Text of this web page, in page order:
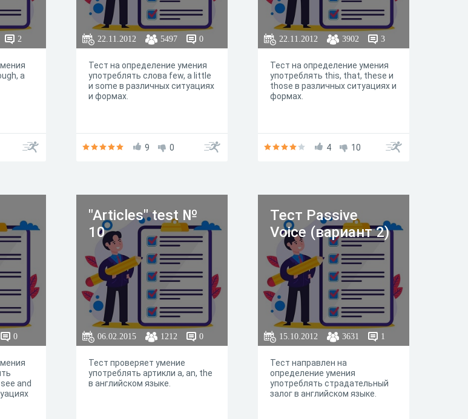
2
a
22.11.2012 5497 0
Тест на определение умения
употреблять слова few, a little
и some в различных ситуациях
и формах.
9 0
22.11.2012 3902 3
Тест на определение умения
употреблять this, that, these и
those в различных ситуациях и
формах.
4 10
0
and
"Articles" test №
10
06.02.2015 1212 0
Тест проверяет умение
употреблять артикли a, an, the
в английском языке.
Тест Passive
Voice (вариант 2)
15.10.2012 3631 1
Тест направлен на
определение умения
употреблять страдательный
залог в английском языке.